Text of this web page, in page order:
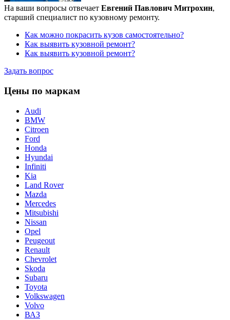
На ваши вопросы отвечает Евгений Павлович Митрохин,
старший специалист по кузовному ремонту.
Как можно покрасить кузов самостоятельно?
Как выявить кузовной ремонт?
Как выявить кузовной ремонт?
Задать вопрос
Цены по маркам
Audi
BMW
Citroen
Ford
Honda
Hyundai
Infiniti
Kia
Land Rover
Mazda
Mercedes
Mitsubishi
Nissan
Opel
Peugeout
Renault
Chevrolet
Skoda
Subaru
Toyota
Volkswagen
Volvo
ВАЗ